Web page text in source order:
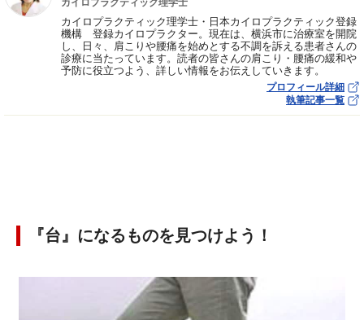
カイロプラクティック理学士
カイロプラクティック理学士・日本カイロプラクティック登録
機構 登録カイロプラクター。現在は、横浜市に治療室を開院
し、日々、肩こりや腰痛を始めとする不調を訴える患者さんの
診療に当たっています。読者の皆さんの肩こり・腰痛の緩和や
予防に役立つよう、詳しい情報をお伝えしていきます。
プロフィール詳細
執筆記事一覧
『台』になるものを見つけよう！